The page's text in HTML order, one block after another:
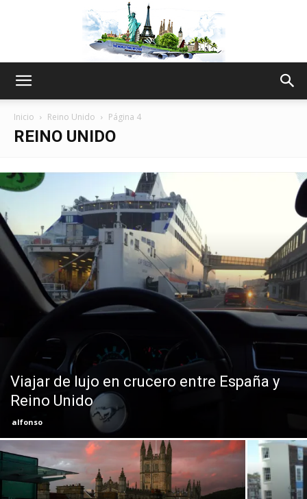
Thru
My
Inicio Reino Unido Página 4
REINO UNIDO
Viajar de lujo en crucero entre España y
Reino Unido
alfonso